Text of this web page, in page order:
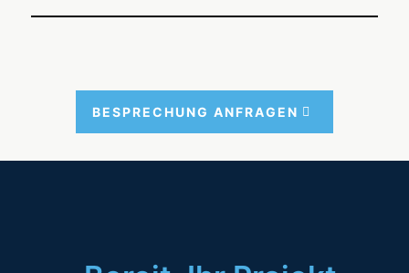
BESPRE­CHUNG ANFRA­GEN